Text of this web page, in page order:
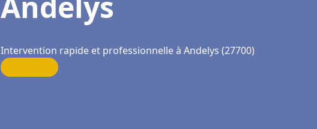
Intervention rapide et professionnelle à Andelys (27700)